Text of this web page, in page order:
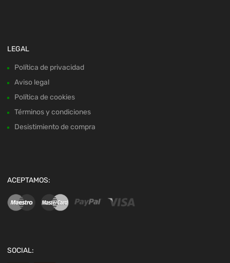
LEGAL
Política de privacidad
Aviso legal
Política de cookies
Términos y condiciones
Desistimiento de compra
ACEPTAMOS:
SOCIAL: